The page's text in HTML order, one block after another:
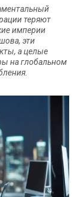
теряют
империи
эти
а целые
на глобальном